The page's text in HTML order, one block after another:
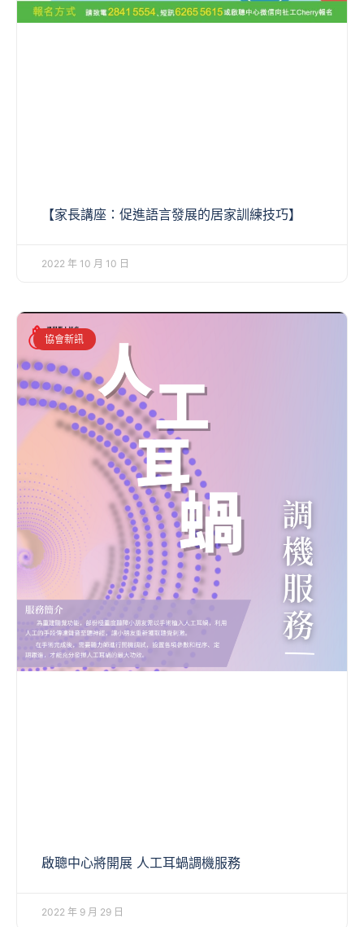
【家長講座：促進語言發展的居家訓練技巧】
2022 年 10 月 10 日
協會新訊
啟聰中心將開展 人工耳蝸調機服務
2022 年 9 月 29 日